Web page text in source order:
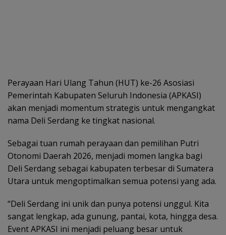
Perayaan Hari Ulang Tahun (HUT) ke-26 Asosiasi
Pemerintah Kabupaten Seluruh Indonesia (APKASI)
akan menjadi momentum strategis untuk mengangkat
nama Deli Serdang ke tingkat nasional.
Sebagai tuan rumah perayaan dan pemilihan Putri
Otonomi Daerah 2026, menjadi momen langka bagi
Deli Serdang sebagai kabupaten terbesar di Sumatera
Utara untuk mengoptimalkan semua potensi yang ada.
“Deli Serdang ini unik dan punya potensi unggul. Kita
sangat lengkap, ada gunung, pantai, kota, hingga desa.
Event APKASI ini menjadi peluang besar untuk